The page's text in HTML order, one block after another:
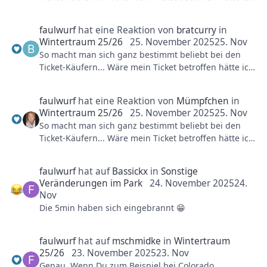
ausländischen Fachkräfte. Auch wenn diese super
lieb und bemüht sind, ist das Problem leider, dass sie
ganz oft kein Wort Deutsch können und direkt an der
Kasse arbeiten. Dadurch stauen sich teilweise riesige
ist. Viele Besucher haben letztendlich auf Englisch
bestellt. Ich würde es begrüßen wenn im direkten
Kundenkontakt auch jemand arbeiten würde, der
zumindest Bestellungen auf Deutsch aufnehmen
alle Gastrobetriebe geöffnet haben können. Also
diesen Kritikpunkt bitte nicht falsch verstehen.
Nun zu meinen "Insights". Nach meiner
vom Park dazu "eingeladen" mir die Situation vor Ort
anzuschauen und im Gästeservice vorbeizukommen.
faulwurfhat eine Reaktion von bratcurry in
Wintertraum 25/26
25. November 202525. Nov
So macht man sich ganz bestimmt beliebt bei den
Ticket-Käufern... Wäre mein Ticket betroffen hätte ich
faulwurfhat eine Reaktion von Mümpfchen in
Wintertraum 25/26
25. November 202525. Nov
So macht man sich ganz bestimmt beliebt bei den
Ticket-Käufern... Wäre mein Ticket betroffen hätte ich
faulwurfhat aufBassickx inSonstige
Veränderungen im Park 24. November 202524.
Nov
Die 5min haben sich eingebrannt 😁
faulwurfhat aufmschmidke inWintertraum
25/26
23. November 202523. Nov